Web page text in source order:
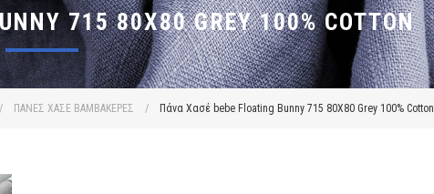
/ ΠΑΝΕΣ ΧΑΣΕ ΒΑΜΒΑΚΕΡΕΣ / Πάνα Χασέ bebe Floating Bunny 715 80X80 Grey 100% Cotton
715 80X80 GREY 100% COTTON